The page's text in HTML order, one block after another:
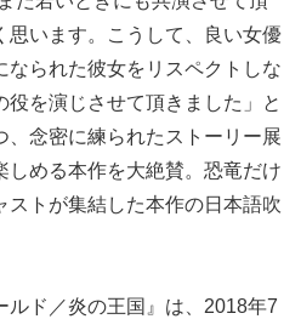
思います。こうして、良い女優
なられた彼女をリスペクトしな
役を演じさせて頂きました」と
、念密に練られたストーリー展
しめる本作を大絶賛。恐竜だけ
ストが集結した本作の日本語吹
ルド／炎の王国』は、2018年7